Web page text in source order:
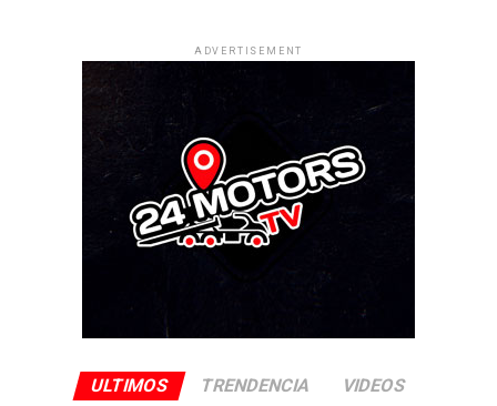
ADVERTISEMENT
ULTIMOS TRENDENCIA VIDEOS